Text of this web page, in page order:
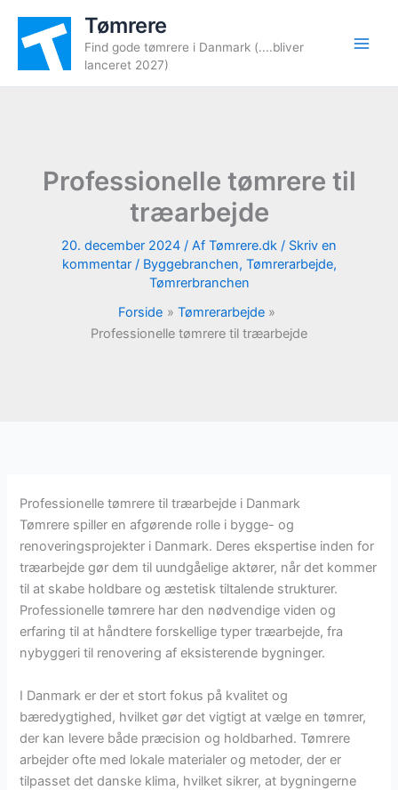
indholdet
Tømrere
Find gode tømrere i Danmark (....bliver
lanceret 2027)
Professionelle tømrere til
træarbejde
20. december 2024 / Af Tømrere.dk / Skriv en
kommentar / Byggebranchen, Tømrerarbejde,
Tømrerbranchen
Forside
Tømrerarbejde
Professionelle tømrere til træarbejde
Professionelle tømrere til træarbejde i Danmark
Tømrere spiller en afgørende rolle i bygge- og
renoveringsprojekter i Danmark. Deres ekspertise inden for
træarbejde gør dem til uundgåelige aktører, når det kommer
til at skabe holdbare og æstetisk tiltalende strukturer.
Professionelle tømrere har den nødvendige viden og
erfaring til at håndtere forskellige typer træarbejde, fra
nybyggeri til renovering af eksisterende bygninger.
I Danmark er der et stort fokus på kvalitet og
bæredygtighed, hvilket gør det vigtigt at vælge en tømrer,
der kan levere både præcision og holdbarhed. Tømrere
arbejder ofte med lokale materialer og metoder, der er
tilpasset det danske klima, hvilket sikrer, at bygningerne